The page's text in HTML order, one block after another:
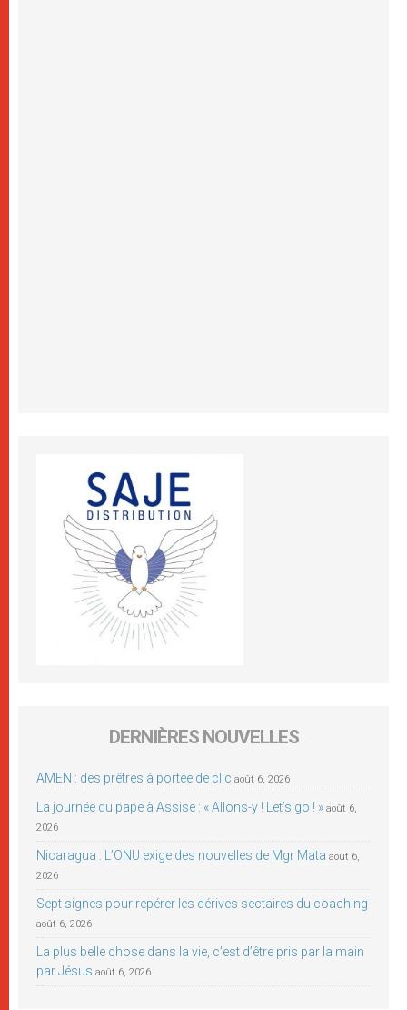
DERNIÈRES NOUVELLES
AMEN : des prêtres à portée de clic août 6, 2026
La journée du pape à Assise : « Allons-y ! Let’s go ! » août 6,
2026
Nicaragua : L’ONU exige des nouvelles de Mgr Mata août 6,
2026
Sept signes pour repérer les dérives sectaires du coaching
août 6, 2026
La plus belle chose dans la vie, c’est d’être pris par la main
par Jésus août 6, 2026